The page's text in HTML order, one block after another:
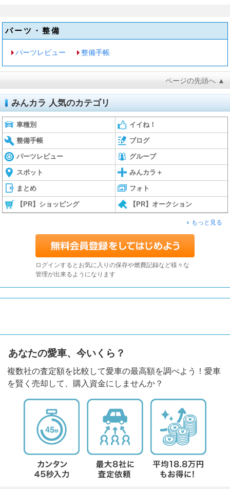
パーツ・整備
パーツレビュー 整備手帳
ページの先頭へ ▲
みんカラ 人気のカテゴリ
車種別 イイね！
整備手帳 ブログ
パーツレビュー グループ
スポット みんカラ＋
まとめ フォト
【PR】ショッピング 【PR】オークション
もっと見る
ログインするとお気に入りの保存や燃費記録など様々な
管理が出来るようになります
あなたの愛車、今いくら？
複数社の査定額を比較して愛車の最高額を調べよう！愛車
を賢く売却して、購入資金にしませんか？